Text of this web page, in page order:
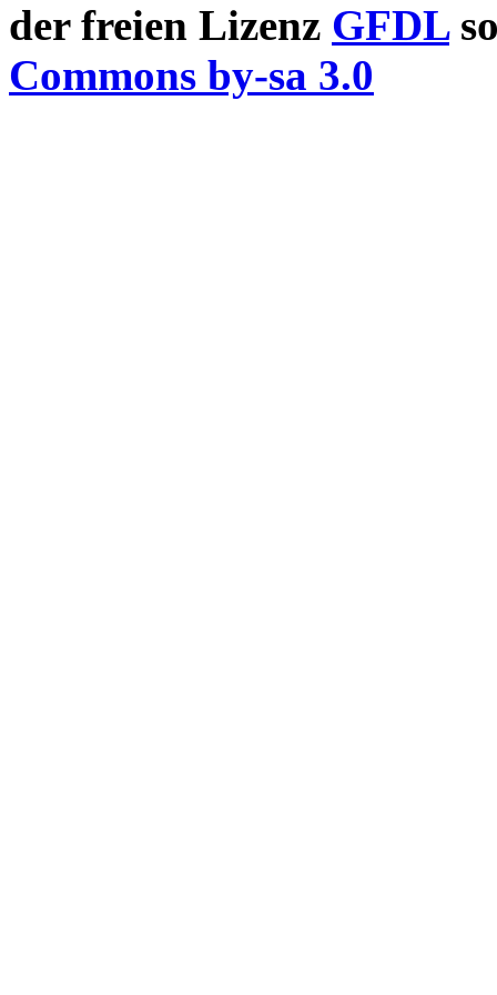
der freien Lizenz GFDL
Commons by-sa 3.0